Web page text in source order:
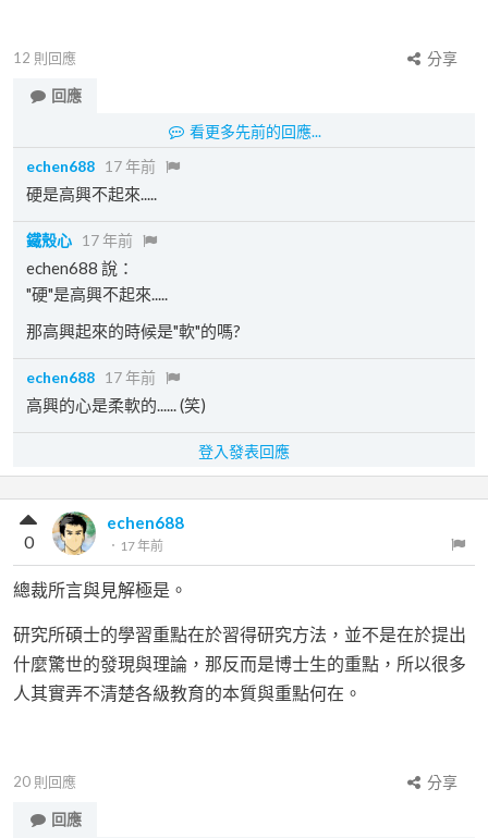
12 則回應
分享
回應
看更多先前的回應...
echen688 17 年前
硬是高興不起來.....
鐵殼心 17 年前
echen688 說：
"硬"是高興不起來.....
那高興起來的時候是"軟"的嗎?
echen688 17 年前
高興的心是柔軟的...... (笑)
登入發表回應
echen688
． 17 年前
0
總裁所言與見解極是。
研究所碩士的學習重點在於習得研究方法，並不是在於提出
什麼驚世的發現與理論，那反而是博士生的重點，所以很多
人其實弄不清楚各級教育的本質與重點何在。
20 則回應
分享
回應